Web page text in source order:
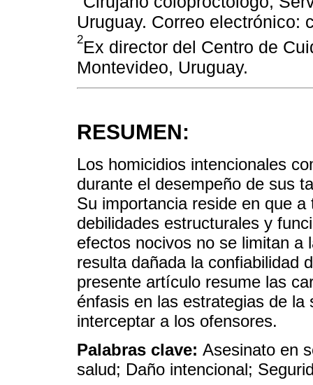
Uruguay. Correo electrónico:
2Ex director del Centro de
Montevideo, Uruguay.
RESUMEN:
Los homicidios intencionales
durante el desempeño de sus
Su importancia reside en que
debilidades estructurales y
efectos nocivos no se limitan
resulta dañada la confiabilidad
presente artículo resume las
énfasis en las estrategias de la
interceptar a los ofensores.
Palabras clave: Asesinato en
salud; Daño intencional;